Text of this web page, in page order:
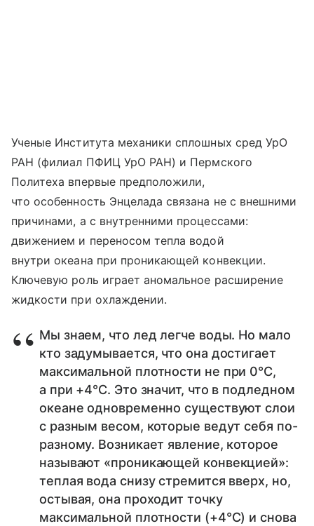
Ученые Института механики сплошных сред УрО
РАН (филиал ПФИЦ УрО РАН) и Пермского
Политеха впервые предположили,
что особенность Энцелада связана не с внешними
причинами, а с внутренними процессами:
движением и переносом тепла водой
внутри океана при проникающей конвекции.
Ключевую роль играет аномальное расширение
жидкости при охлаждении.
Мы знаем, что лед легче воды. Но мало
кто задумывается, что она достигает
максимальной плотности не при 0°С,
а при +4°С. Это значит, что в подледном
океане одновременно существуют слои
с разным весом, которые ведут себя по-
разному. Возникает явление, которое
называют «проникающей конвекцией»:
теплая вода снизу стремится вверх, но,
остывая, она проходит точку
максимальной плотности (+4°С) и снова